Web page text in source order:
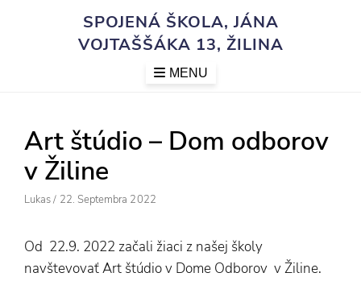
SPOJENÁ ŠKOLA, JÁNA
VOJTAŠŠÁKA 13, ŽILINA
MENU
Art štúdio – Dom odborov
v Žiline
Author
Lukas/ Posted
22. Septembra 2022
Od 22.9. 2022 začali žiaci z našej školy
navštevovať Art štúdio v Dome Odborov v Žiline.